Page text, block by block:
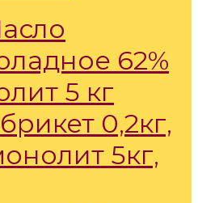
62%
5 кг
0,2кг,
5кг,